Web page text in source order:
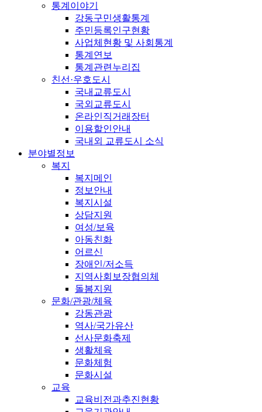
통계이야기
강동구민생활통계
주민등록인구현황
사업체현황 및 사회통계
통계연보
통계관련누리집
친선·우호도시
국내교류도시
국외교류도시
온라인직거래장터
이용할인안내
국내외 교류도시 소식
분야별정보
복지
복지메인
정보안내
복지시설
상담지원
여성/보육
아동친화
어르신
장애인/저소득
지역사회보장협의체
돌봄지원
문화/관광/체육
강동관광
역사/국가유산
선사문화축제
생활체육
문화체험
문화시설
교육
교육비전과추진현황